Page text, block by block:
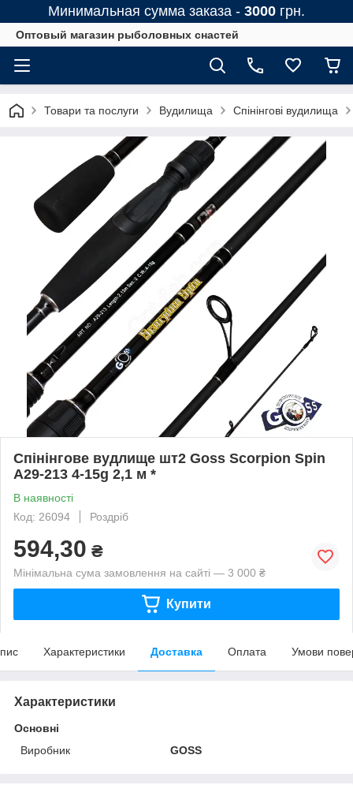
Минимальная сумма заказа - 3000 грн.
Оптовый магазин рыболовных снастей
Товари та послуги Вудилища Спінінгові вудилища
Спінінгове вудлище шт2 Goss Scorpion Spin
A29-213 4-15g 2,1 м *
В наявності
Код: 26094
Роздріб
594,30 ₴
Мінімальна сума замовлення на сайті — 3 000 ₴
Купити
Характеристики Доставка Оплата Умови
Характеристики
Основні
Виробник
GOSS